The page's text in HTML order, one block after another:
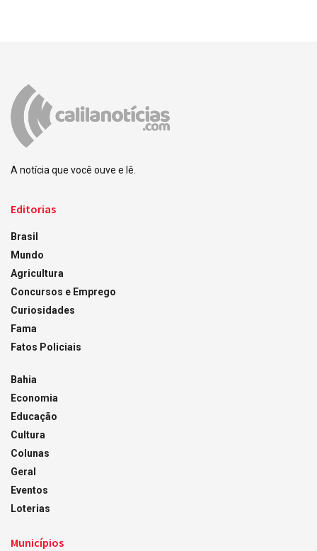
A notícia que você ouve e lê.
Editorias
Brasil
Mundo
Agricultura
Concursos e Emprego
Curiosidades
Fama
Fatos Policiais
Bahia
Economia
Educação
Cultura
Colunas
Geral
Eventos
Loterias
Municípios